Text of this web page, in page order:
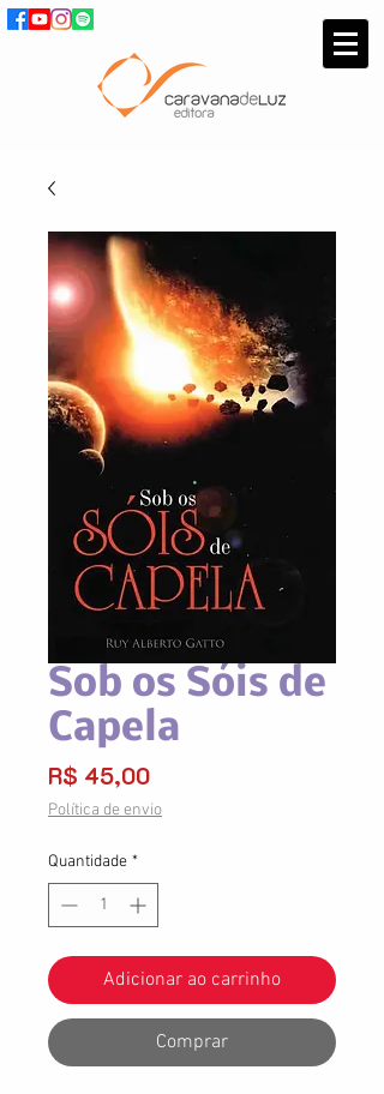
Sob os Sóis de
Capela
R$ 45,00Preço
Política de envio
Quantidade *
Adicionar ao carrinho
Comprar